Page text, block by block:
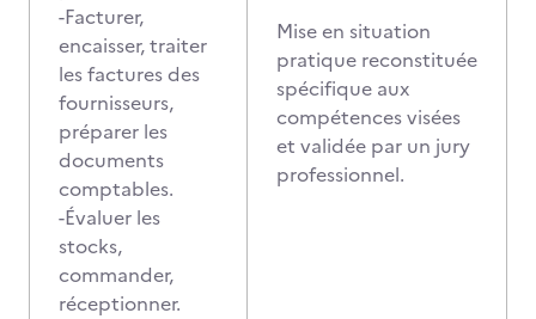
-Facturer,
encaisser, traiter
les factures des
fournisseurs,
préparer les
documents
comptables.
-Évaluer les
stocks,
commander,
réceptionner.
Mise en situation
pratique reconstituée
spécifique aux
compétences visées
et validée par un jury
professionnel.